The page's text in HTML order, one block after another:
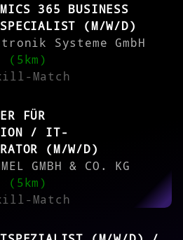
365 BUSINESS
(M/W/D)
Systeme GmbH
Match
FÜR
/ IT-
(M/W/D)
GMBH & CO. KG
Match